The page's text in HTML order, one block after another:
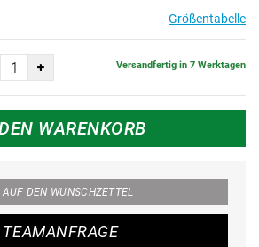
Größentabelle
Versandfertig in 7 Werktagen
WARENKORB
AUF DEN WUNSCHZETTEL
TEAMANFRAGE